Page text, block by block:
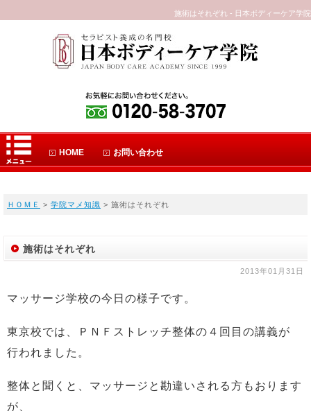
施術はそれぞれ - 日本ボディーケア学院
HOME お問い合わせ
ＨＯＭＥ > 学院マメ知識 > 施術はそれぞれ
施術はそれぞれ
2013年01月31日
マッサージ学校の今日の様子です。
東京校では、ＰＮＦストレッチ整体の４回目の講義が
行われました。
整体と聞くと、マッサージと勘違いされる方もおります
が、